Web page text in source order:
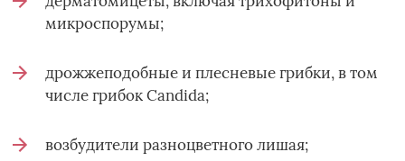
микроспорумы;
дрожжеподобные и плесневые грибки, в том
числе грибок Candida;
возбудители разноцветного лишая;